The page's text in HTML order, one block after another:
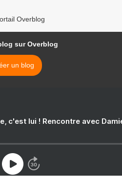
Overblog
sur Overblog
un blog
c'est lui ! Rencontre avec